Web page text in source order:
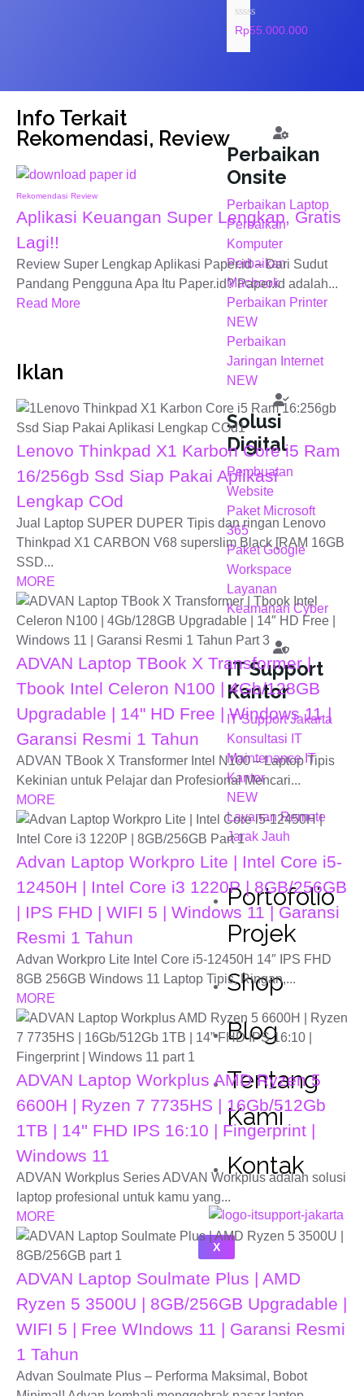
Rated
0
Rp55.000.000
Perbaikan
Onsite
Perbaikan Laptop
Perbaikan
Komputer
Perbaikan
Macbook
Perbaikan Printer
NEW
Perbaikan
Jaringan Internet
NEW
Solusi
Digital
Pembuatan
Website
Paket Microsoft
365
Paket Google
Workspace
Layanan
Keamanan Cyber
IT Support
Kantor
IT Support Jakarta
Konsultasi IT
Maintenance IT
Kantor
NEW
Layanan Remote
Jarak Jauh
Portofolio
Projek
Shop
Blog
Tentang
Kami
Kontak
X
Info Terkait
Rekomendasi, Review
Rekomendasi Review
Aplikasi Keuangan Super Lengkap, Gratis
Lagi!!
Review Super Lengkap Aplikasi Paper.id – Dari Sudut
Pandang Pengguna Apa Itu Paper.id? Paper.id adalah...
Read More
Iklan
Lenovo Thinkpad X1 Karbon Core i5 Ram
16/256gb Ssd Siap Pakai Aplikasi
Lengkap COd
Jual Laptop SUPER DUPER Tipis dan ringan Lenovo
Thinkpad X1 CARBON V68 superslim Black [RAM 16GB
SSD...
MORE
ADVAN Laptop TBook X Transformer |
Tbook Intel Celeron N100 | 4Gb/128GB
Upgradable | 14" HD Free | Windows 11 |
Garansi Resmi 1 Tahun
ADVAN TBook X Transformer Intel N100 – Laptop Tipis
Kekinian untuk Pelajar dan Profesional Mencari...
MORE
Advan Laptop Workpro Lite | Intel Core i5-
12450H | Intel Core i3 1220P | 8GB/256GB
| IPS FHD | WIFI 5 | Windows 11 | Garansi
Resmi 1 Tahun
Advan Workpro Lite Intel Core i5-12450H 14″ IPS FHD
8GB 256GB Windows 11 Laptop Tipis, Ringan,...
MORE
ADVAN Laptop Workplus AMD Ryzen 5
6600H | Ryzen 7 7735HS | 16Gb/512Gb
1TB | 14'' FHD IPS 16:10 | Fingerprint |
Windows 11
ADVAN Workplus Series ADVAN Workplus adalah solusi
laptop profesional untuk kamu yang...
MORE
ADVAN Laptop Soulmate Plus | AMD
Ryzen 5 3500U | 8GB/256GB Upgradable |
WIFI 5 | Free WIndows 11 | Garansi Resmi
1 Tahun
Advan Soulmate Plus – Performa Maksimal, Bobot